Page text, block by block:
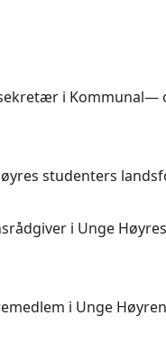
i Kommunal—
studenters
i Unge Høyres
i Unge Høyren